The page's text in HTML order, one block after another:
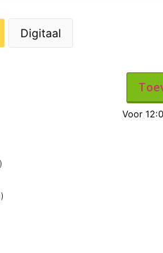
Digitaal